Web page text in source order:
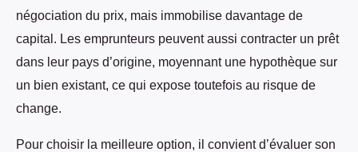
négociation du prix, mais immobilise davantage de
capital. Les emprunteurs peuvent aussi contracter un prêt
dans leur pays d’origine, moyennant une hypothèque sur
un bien existant, ce qui expose toutefois au risque de
change.
Pour choisir la meilleure option, il convient d’évaluer son